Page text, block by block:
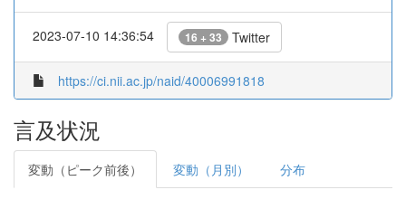
2023-07-10 14:36:54 16 + 33 Twitter
https://ci.nii.ac.jp/naid/40006991818
言及状況
変動（ピーク前後） 変動（月別） 分布